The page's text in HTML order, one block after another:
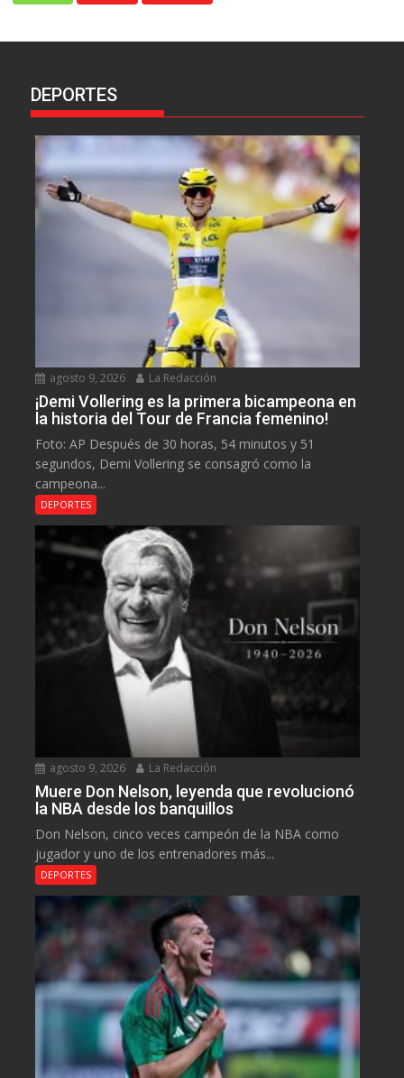
DEPORTES
agosto 9, 2026 La Redacción
¡Demi Vollering es la primera bicampeona en
la historia del Tour de Francia femenino!
Foto: AP Después de 30 horas, 54 minutos y 51
segundos, Demi Vollering se consagró como la
campeona...
DEPORTES
agosto 9, 2026 La Redacción
Muere Don Nelson, leyenda que revolucionó
la NBA desde los banquillos
Don Nelson, cinco veces campeón de la NBA como
jugador y uno de los entrenadores más...
DEPORTES